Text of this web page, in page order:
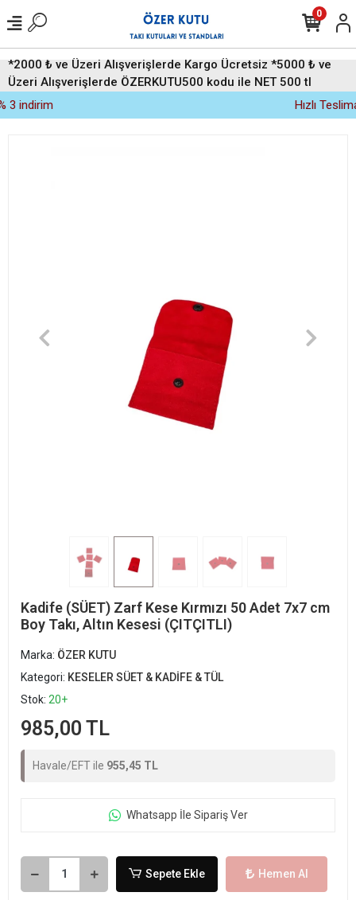
*2000 ₺ ve Üzeri Alışverişlerde Kargo Ücretsiz *5000 ₺ ve
Üzeri Alışverişlerde ÖZERKUTU500 kodu ile NET 500 tl
indirim (Üyelere Özel)
0
Kadife (SÜET) Zarf Kese Kırmızı 50 Adet 7x7 cm
Boy Takı, Altın Kesesi (ÇITÇITLI)
Marka: ÖZER KUTU
Kategori: KESELER SÜET & KADİFE & TÜL
Stok: 20+
985,00 TL
Havale/EFT ile 955,45 TL
Whatsapp İle Sipariş Ver
Sepete Ekle Hemen Al